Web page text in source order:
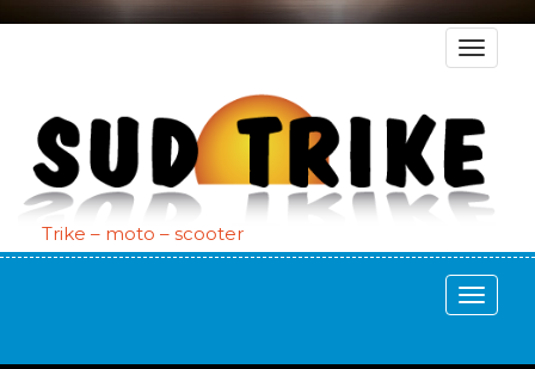
Trike – moto – scooter
Afficher
la